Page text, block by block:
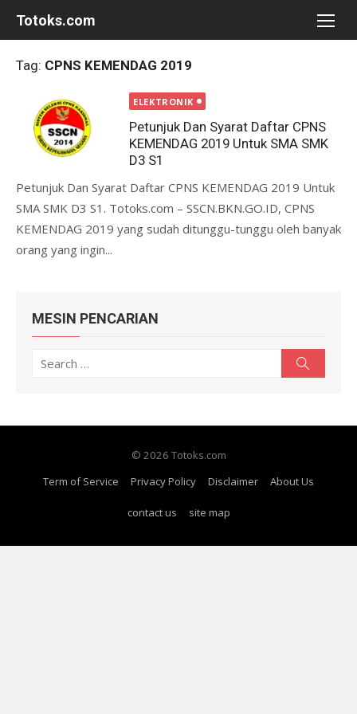
Totoks.com
Tag: CPNS KEMENDAG 2019
ELEKTRONIK
Petunjuk Dan Syarat Daftar CPNS
KEMENDAG 2019 Untuk SMA SMK
D3 S1
Petunjuk Dan Syarat Daftar CPNS KEMENDAG 2019 Untuk
SMA SMK D3 S1. Totoks.com – SSCN.BKN.GO.ID, CPNS
KEMENDAG 2019 yang sudah ditunggu-tunggu oleh banyak
orang yang ingin...
MESIN PENCARIAN
Search
© 2026 Totoks.com
Term of Service
Privacy Policy Disclaimer About Us
contact us site map